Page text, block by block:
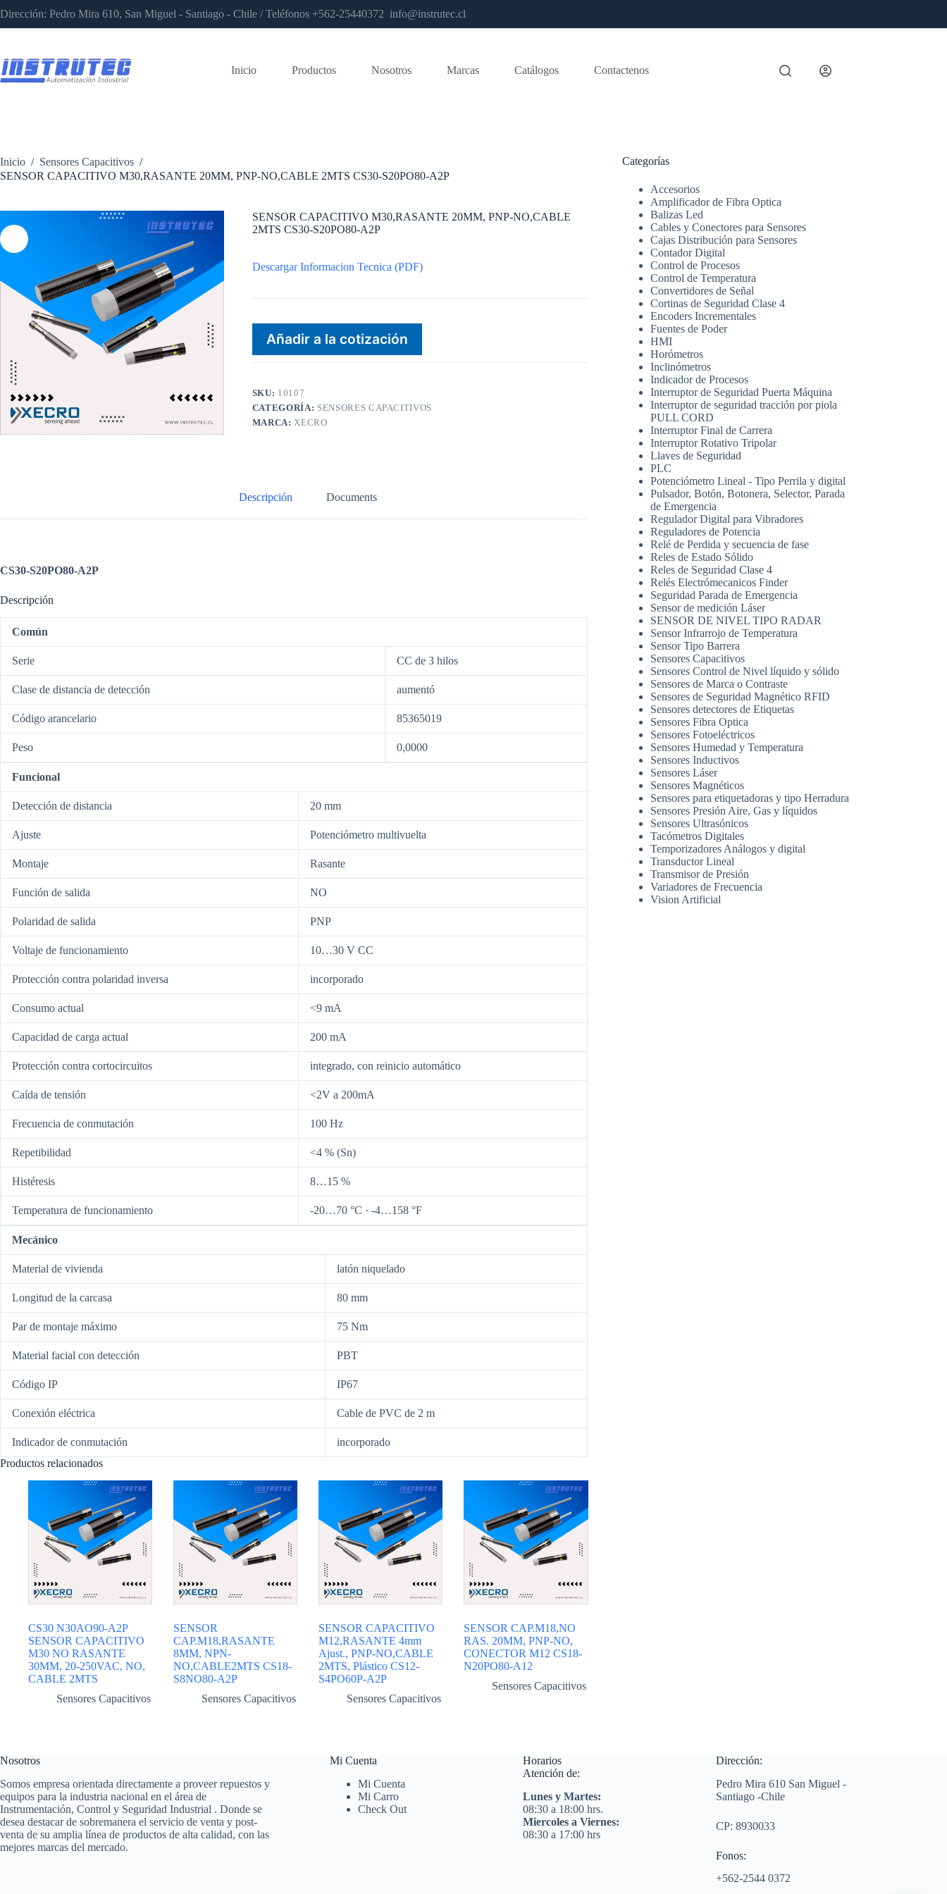
al
contenido
Dirección: Pedro Mira 610, San Miguel - Santiago - Chile / Teléfonos +562-25440372 info@instrutec.cl
Inicio Productos Nosotros Marcas Catálogos Contactenos
Inicio / Sensores Capacitivos /
SENSOR CAPACITIVO M30,RASANTE 20MM, PNP-NO,CABLE 2MTS CS30-S20PO80-A2P
SENSOR CAPACITIVO M30,RASANTE 20MM, PNP-NO,CABLE
2MTS CS30-S20PO80-A2P
Descargar Informacion Tecnica (PDF)
Añadir a la cotización
SKU: 10107
CATEGORÍA: SENSORES CAPACITIVOS
MARCA: XECRO
Descripción Documents
CS30-S20PO80-A2P
Descripción
Común
Serie CC de 3 hilos
Clase de distancia de detección aumentó
Código arancelario 85365019
Peso 0,0000
Funcional
Detección de distancia 20 mm
Ajuste Potenciómetro multivuelta
Montaje Rasante
Función de salida NO
Polaridad de salida PNP
Voltaje de funcionamiento 10…30 V CC
Protección contra polaridad inversa incorporado
Consumo actual <9 mA
Capacidad de carga actual 200 mA
Protección contra cortocircuitos integrado, con reinicio automático
Caída de tensión <2V a 200mA
Frecuencia de conmutación 100 Hz
Repetibilidad <4 % (Sn)
Histéresis 8…15 %
Temperatura de funcionamiento -20…70 °C · -4…158 °F
Mecánico
Material de vivienda latón niquelado
Longitud de la carcasa 80 mm
Par de montaje máximo 75 Nm
Material facial con detección PBT
Código IP IP67
Conexión eléctrica Cable de PVC de 2 m
Indicador de conmutación
incorporado
Productos relacionados
CS30 N30AO90-A2P
SENSOR CAPACITIVO
M30 NO RASANTE
30MM, 20-250VAC, NO,
CABLE 2MTS
Sensores Capacitivos
SENSOR
CAP.M18,RASANTE
8MM, NPN-
NO,CABLE2MTS CS18-
S8NO80-A2P
Sensores Capacitivos
SENSOR CAPACITIVO
M12,RASANTE 4mm
Ajust., PNP-NO,CABLE
2MTS, Plástico CS12-
S4PO60P-A2P
Sensores Capacitivos
SENSOR CAP.M18,NO
RAS. 20MM, PNP-NO,
CONECTOR M12 CS18-
N20PO80-A12
Sensores Capacitivos
Categorías
Accesorios
Amplificador de Fibra Optica
Balizas Led
Cables y Conectores para Sensores
Cajas Distribución para Sensores
Contador Digital
Control de Procesos
Control de Temperatura
Convertidores de Señal
Cortinas de Seguridad Clase 4
Encoders Incrementales
Fuentes de Poder
HMI
Horómetros
Inclinómetros
Indicador de Procesos
Interruptor de Seguridad Puerta Máquina
Interruptor de seguridad tracción por piola
PULL CORD
Interruptor Final de Carrera
Interruptor Rotativo Tripolar
Llaves de Seguridad
PLC
Potenciómetro Lineal - Tipo Perrila y digital
Pulsador, Botón, Botonera, Selector, Parada
de Emergencia
Regulador Digital para Vibradores
Reguladores de Potencia
Relé de Perdida y secuencia de fase
Reles de Estado Sólido
Reles de Seguridad Clase 4
Relés Electrómecanicos Finder
Seguridad Parada de Emergencia
Sensor de medición Láser
SENSOR DE NIVEL TIPO RADAR
Sensor Infrarrojo de Temperatura
Sensor Tipo Barrera
Sensores Capacitivos
Sensores Control de Nivel líquido y sólido
Sensores de Marca o Contraste
Sensores de Seguridad Magnético RFID
Sensores detectores de Etiquetas
Sensores Fibra Optica
Sensores Fotoeléctricos
Sensores Humedad y Temperatura
Sensores Inductivos
Sensores Láser
Sensores Magnéticos
Sensores para etiquetadoras y tipo Herradura
Sensores Presión Aire, Gas y líquidos
Sensores Ultrasónicos
Tacómetros Digitales
Temporizadores Análogos y digital
Transductor Lineal
Transmisor de Presión
Variadores de Frecuencia
Vision Artificial
Nosotros
Somos empresa orientada directamente a proveer repuestos y
equipos para la industria nacional en el área de
Instrumentación, Control y Seguridad Industrial . Donde se
desea destacar de sobremanera el servicio de venta y post-
venta de su amplia línea de productos de alta calidad, con las
mejores marcas del mercado.
Mi Cuenta
Mi Cuenta
Mi Carro
Check Out
Horarios
Atención de:
Lunes y Martes:
08:30 a 18:00 hrs.
Miercoles a Viernes:
08:30 a 17:00 hrs
Dirección:
Pedro Mira 610 San Miguel -
Santiago -Chile
CP: 8930033
Fonos:
+562-2544 0372